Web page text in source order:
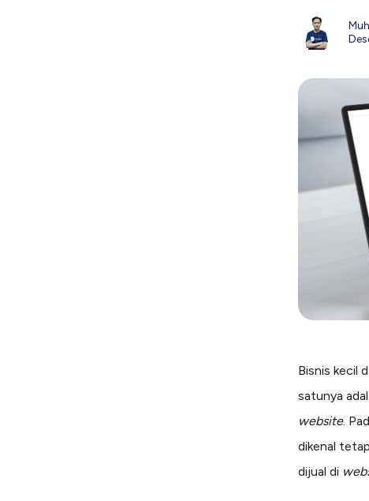
Bisnis kecil
satunya
website.
dikenal
dijual di